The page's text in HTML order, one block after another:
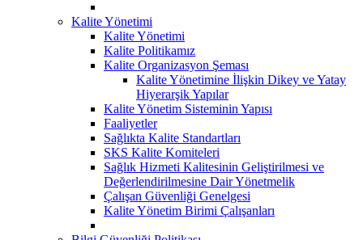
Kalite Yönetimi
Kalite Yönetimi
Kalite Politikamız
Kalite Organizasyon Şeması
Kalite Yönetimine İlişkin Dikey ve Yatay
Hiyerarşik Yapılar
Kalite Yönetim Sisteminin Yapısı
Faaliyetler
Sağlıkta Kalite Standartları
SKS Kalite Komiteleri
Sağlık Hizmeti Kalitesinin Geliştirilmesi ve
Değerlendirilmesine Dair Yönetmelik
Çalışan Güvenliği Genelgesi
Kalite Yönetim Birimi Çalışanları